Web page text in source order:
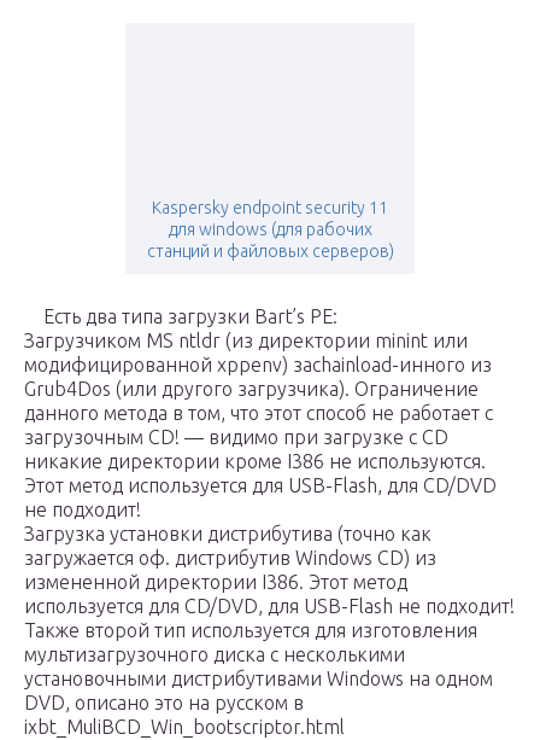
Kaspersky endpoint security 11
для windows (для рабочих
станций и файловых серверов)
Есть два типа загрузки Bart’s PE:
Загрузчиком MS ntldr (из директории minint или
модифицированной xppenv) заchainload-инного из
Grub4Dos (или другого загрузчика). Ограничение
данного метода в том, что этот способ не работает с
загрузочным CD! — видимо при загрузке с CD
никакие директории кроме I386 не используются.
Этот метод используется для USB-Flash, для CD/DVD
не подходит!
Загрузка установки дистрибутива (точно как
загружается оф. дистрибутив Windows CD) из
измененной директории I386. Этот метод
используется для CD/DVD, для USB-Flash не подходит!
Также второй тип используется для изготовления
мультизагрузочного диска с несколькими
установочными дистрибутивами Windows на одном
DVD, описано это на русском в
ixbt_MuliBCD_Win_bootscriptor.html